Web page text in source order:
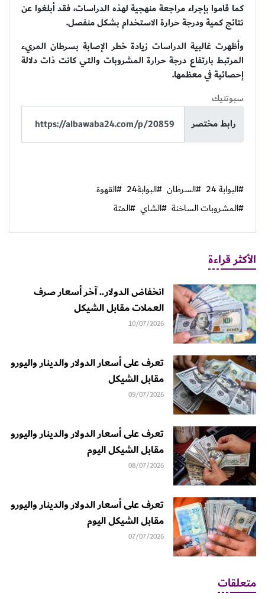
كما قاموا بإجراء مراجعة منهجية لهذه الدراسات، فقد أبلغوا عن
نتائج كمية ودرجة حرارة الاستخدام بشكل منفصل.
وأظهرت غالبية الدراسات زيادة خطر الإصابة بسرطان المريء
المرتبط بارتفاع درجة حرارة المشروبات والتي كانت ذات دلالة
إحصائية في معظمها.
سبوتنيك
رابط مختصر
#البوابة 24 #السرطان #البوابة24
#القهوة
#المشروبات الساخنة #الشاي #المتة
الأكثر قراءة
انخفاض الدولار.. آخر أسعار صرف
العملات مقابل الشيكل
10/07/2026
تعرف على أسعار الدولار والدينار واليورو
مقابل الشيكل
09/07/2026
تعرف على أسعار الدولار والدينار واليورو
مقابل الشيكل اليوم
08/07/2026
تعرف على أسعار الدولار والدينار واليورو
مقابل الشيكل اليوم
07/07/2026
متعلقات